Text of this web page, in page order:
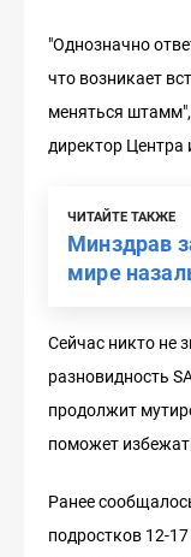
"Однозначно
что возникает
меняться штамм",
директор Центра
ЧИТАЙТЕ ТАКЖЕ
Минздрав
мире
Сейчас никто не
разновидность
продолжит
поможет
Ранее
подростков 12-17